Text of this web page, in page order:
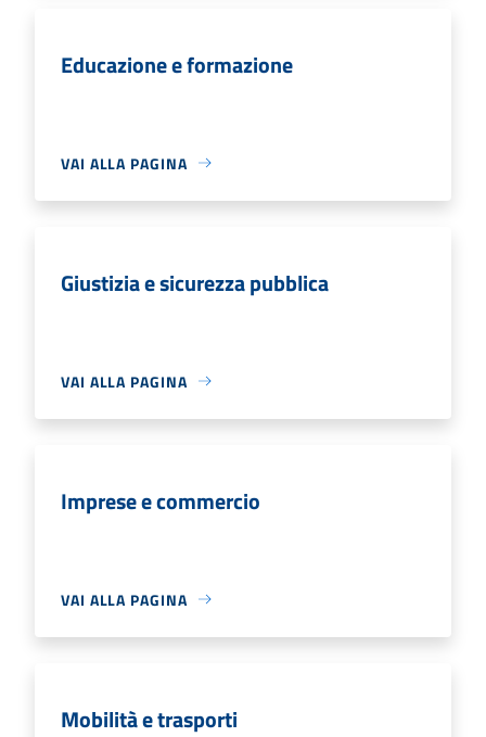
Educazione e formazione
VAI ALLA PAGINA
Giustizia e sicurezza pubblica
VAI ALLA PAGINA
Imprese e commercio
VAI ALLA PAGINA
Mobilità e trasporti